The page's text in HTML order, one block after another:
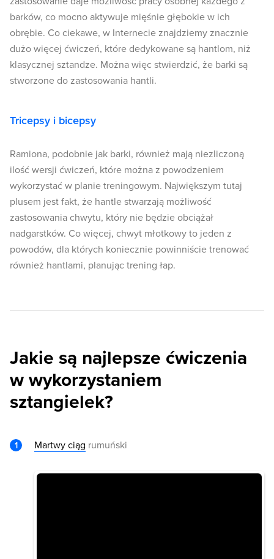
barków, co mocno aktywuje mięśnie głębokie w ich
obrębie. Co ciekawe, w Internecie znajdziemy znacznie
dużo więcej ćwiczeń, które dedykowane są hantlom, niż
klasycznej sztandze. Można więc stwierdzić, że barki są
stworzone do zastosowania hantli.
Tricepsy i bicepsy
Ramiona, podobnie jak barki, również mają niezliczoną
ilość wersji ćwiczeń, które można z powodzeniem
wykorzystać w planie treningowym. Największym tutaj
plusem jest fakt, że hantle stwarzają możliwość
zastosowania chwytu, który nie będzie obciążał
nadgarstków. Co więcej, chwyt młotkowy to jeden z
powodów, dla których koniecznie powinniście trenować
również hantlami, planując trening łap.
Jakie są najlepsze ćwiczenia
w wykorzystaniem
sztangielek?
Martwy ciąg rumuński